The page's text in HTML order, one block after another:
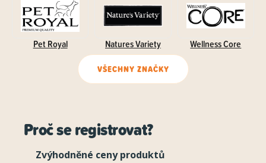
Pet Royal Natures Variety Wellness Core
VŠECHNY ZNAČKY
Proč se registrovat?
Zvýhodněné ceny produktů